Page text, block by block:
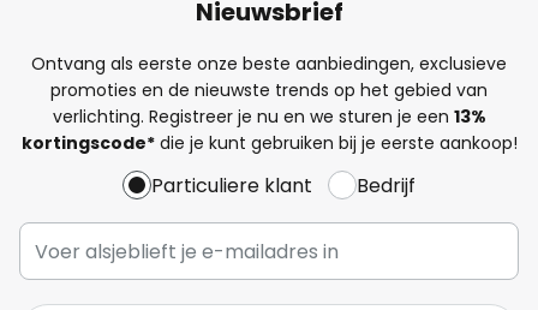
Nieuwsbrief
Ontvang als eerste onze beste aanbiedingen, exclusieve
promoties en de nieuwste trends op het gebied van
verlichting. Registreer je nu en we sturen je een 13%
kortingscode*die je kunt gebruiken bij je eerste aankoop!
Particuliere klant Bedrijf